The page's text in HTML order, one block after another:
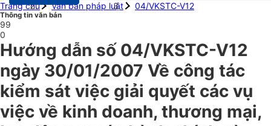
Trang chủ
Văn bản pháp luật 04/VKSTC-V12
Thông tin văn bản
99
0
Hướng dẫn số 04/VKSTC-V12
ngày 30/01/2007 Về công tác
kiểm sát việc giải quyết các vụ
việc về kinh doanh, thương mại,